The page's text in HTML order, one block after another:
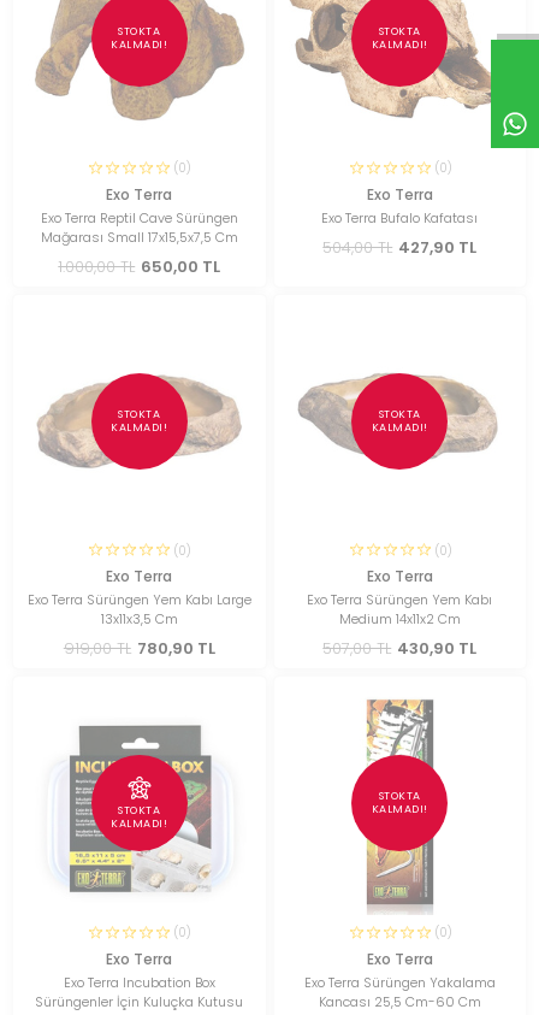
STOKTA
KALMADI!
(0)
Exo Terra
Exo Terra Reptil Cave Sürüngen
Mağarası Small 17x15,5x7,5 Cm
1.000,00 TL 650,00 TL
STOKTA
KALMADI!
(0)
Exo Terra
Exo Terra Bufalo Kafatası
504,00 TL 427,90 TL
STOKTA
KALMADI!
(0)
Exo Terra
Exo Terra Sürüngen Yem Kabı Large
13x11x3,5 Cm
919,00 TL 780,90 TL
STOKTA
KALMADI!
(0)
Exo Terra
Exo Terra Sürüngen Yem Kabı
Medium 14x11x2 Cm
507,00 TL 430,90 TL
STOKTA
KALMADI!
(0)
Exo Terra
Exo Terra Incubation Box
Sürüngenler İçin Kuluçka Kutusu
STOKTA
KALMADI!
(0)
Exo Terra
Exo Terra Sürüngen Yakalama
Kancası 25,5 Cm-60 Cm